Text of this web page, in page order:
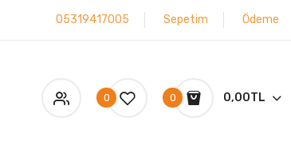
05319417005 Sepetim Ödeme
0 0 0,00TL